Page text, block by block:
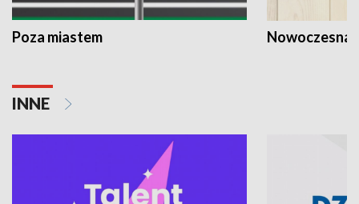
Poza miastem Nowoczesna
INNE